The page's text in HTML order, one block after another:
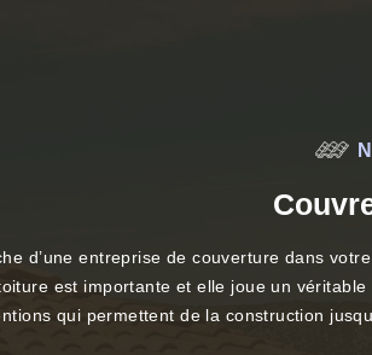
d’une entreprise de couverture dans
est importante et elle joue un
qui permettent de la construction